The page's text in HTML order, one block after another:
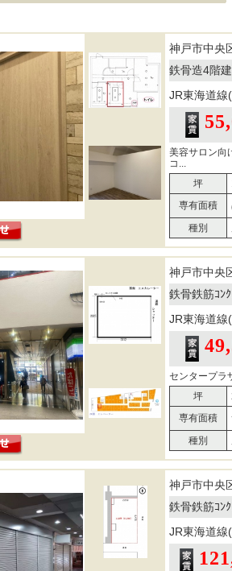
神戸市中央
鉄骨造4階
JR東海道線
美容サロン
コ...
坪
専有面積
種別
神戸市中央
鉄骨鉄筋ｺﾝ
JR東海道線
センタープラ
坪
専有面積
種別
神戸市中央
鉄骨鉄筋ｺﾝ
JR東海道線